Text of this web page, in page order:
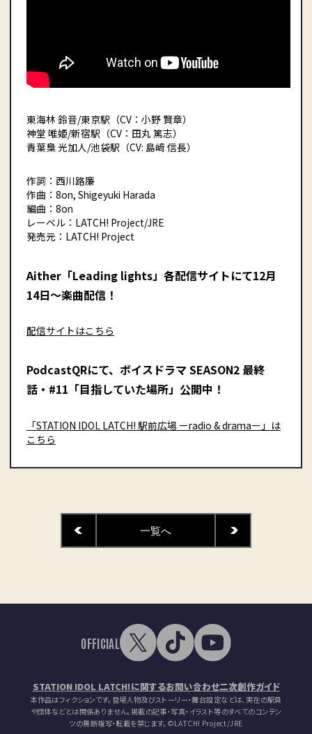
東海林 鈴音/東京駅（CV：小野 賢章）
神堂 唯姫/新宿駅（CV：田丸 篤志）
青葉梟 光加人/池袋駅（CV: 島﨑 信⻑）
作詞：西川路廉
作曲：8on, Shigeyuki Harada
編曲：8on
レーベル：LATCH! Project/JRE
発売元：LATCH! Project
Aither「Leading lights」各配信サイトにて12月
14日〜楽曲配信！
配信サイトはこちら
PodcastQRにて、ボイスドラマ SEASON2 最終
話・#11「目指していた場所」公開中！
「STATION IDOL LATCH! 駅前広場 ーradio & dramaー」は
こちら
一覧へ
OFFICIAL
STATION IDOL LATCH!に関するお問い合わせ二次創作ガイド
本作品はフィクションです。登場人物及びストーリー・舞台設定などは、実在の駅員
や団体などとは関係ありません。掲載の記事・写真・イラスト等のすべてのコンテン
ツの無断複写・転載を禁じます。 ©LATCH! Project/JRE